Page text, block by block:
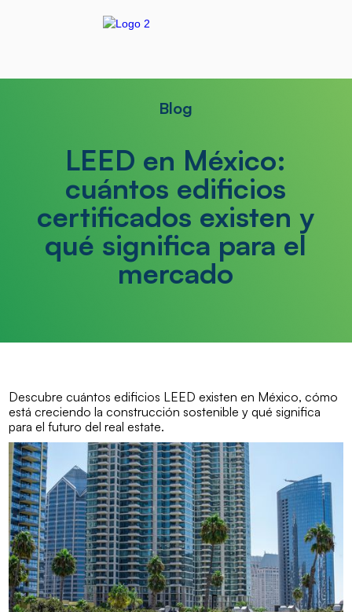
Blog
LEED en México:
cuántos edificios
certificados existen y
qué significa para el
mercado
Descubre cuántos edificios LEED existen en México, cómo
está creciendo la construcción sostenible y qué significa
para el futuro del real estate.